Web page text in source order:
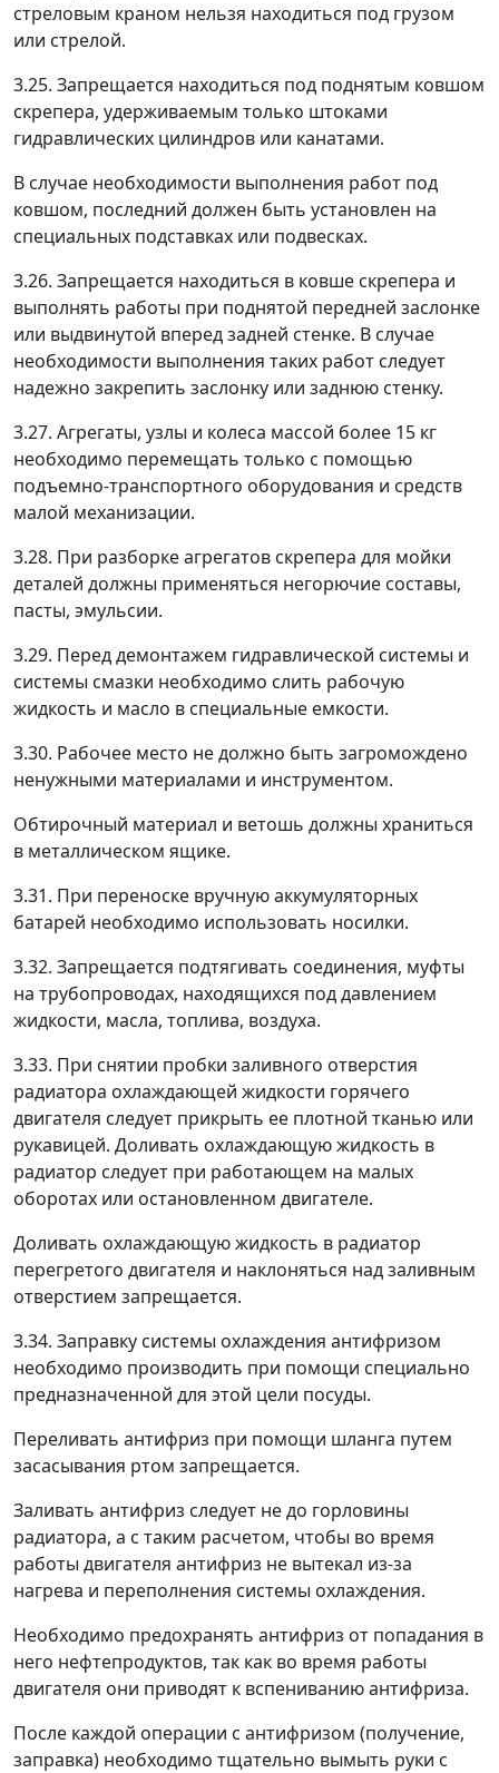
стреловым краном нельзя находиться под грузом
или стрелой.
3.25. Запрещается находиться под поднятым ковшом
скрепера, удерживаемым только штоками
гидравлических цилиндров или канатами.
В случае необходимости выполнения работ под
ковшом, последний должен быть установлен на
специальных подставках или подвесках.
3.26. Запрещается находиться в ковше скрепера и
выполнять работы при поднятой передней заслонке
или выдвинутой вперед задней стенке. В случае
необходимости выполнения таких работ следует
надежно закрепить заслонку или заднюю стенку.
3.27. Агрегаты, узлы и колеса массой более 15 кг
необходимо перемещать только с помощью
подъемно-транспортного оборудования и средств
малой механизации.
3.28. При разборке агрегатов скрепера для мойки
деталей должны применяться негорючие составы,
пасты, эмульсии.
3.29. Перед демонтажем гидравлической системы и
системы смазки необходимо слить рабочую
жидкость и масло в специальные емкости.
3.30. Рабочее место не должно быть загромождено
ненужными материалами и инструментом.
Обтирочный материал и ветошь должны храниться
в металлическом ящике.
3.31. При переноске вручную аккумуляторных
батарей необходимо использовать носилки.
3.32. Запрещается подтягивать соединения, муфты
на трубопроводах, находящихся под давлением
жидкости, масла, топлива, воздуха.
3.33. При снятии пробки заливного отверстия
радиатора охлаждающей жидкости горячего
двигателя следует прикрыть ее плотной тканью или
рукавицей. Доливать охлаждающую жидкость в
радиатор следует при работающем на малых
оборотах или остановленном двигателе.
Доливать охлаждающую жидкость в радиатор
перегретого двигателя и наклоняться над заливным
отверстием запрещается.
3.34. Заправку системы охлаждения антифризом
необходимо производить при помощи специально
предназначенной для этой цели посуды.
Переливать антифриз при помощи шланга путем
засасывания ртом запрещается.
Заливать антифриз следует не до горловины
радиатора, а с таким расчетом, чтобы во время
работы двигателя антифриз не вытекал из-за
нагрева и переполнения системы охлаждения.
Необходимо предохранять антифриз от попадания в
него нефтепродуктов, так как во время работы
двигателя они приводят к вспениванию антифриза.
После каждой операции с антифризом (получение,
заправка) необходимо тщательно вымыть руки с